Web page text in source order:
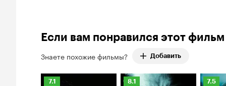
Если вам понравился этот фильм
Знаете похожие фильмы? Добавить
Рейтинг
7.1
Рейтинг
8.1 7.5